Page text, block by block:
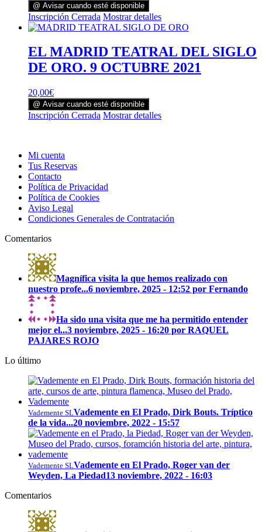
@ Avisar cuando esté disponible
Inscripción Cerrada Mostrar detalles
EL MADRID TEATRAL DEL SIGLO
DE ORO. 9 OCTUBRE 2021
20,00€
@ Avisar cuando esté disponible
Inscripción Cerrada Mostrar detalles
Mi cuenta
Tus Reservas
Contacto
Política de Privacidad
Política de Cookies
Aviso Legal
Condiciones Generales de Contratación
Comentarios
Magnífica visita la que hemos realizado con
nuestro profe...6 noviembre, 2025 - 12:52 por Fernando
Ha sido una visita que me ha permitido entender
mejor el...3 noviembre, 2025 - 16:20 por RAQUEL
PAJARES ROJO
Lo último
Vademente SLVademente en El Prado, Dirk Bouts. Tríptico
de la vida...20 noviembre, 2022 - 15:57
Vademente SLVademente en El Prado, Roger van der
Weyden, La Piedad13 noviembre, 2022 - 16:03
Comentarios